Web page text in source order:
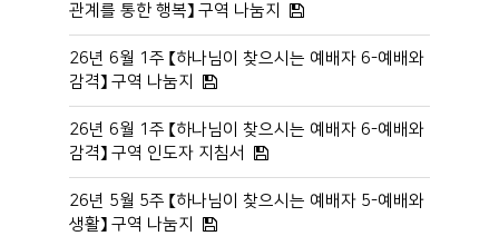
관계를 통한 행복】 구역 나눔지
26년 6월 1주 【하나님이 찾으시는 예배자 6-예배와
감격】 구역 나눔지
26년 6월 1주 【하나님이 찾으시는 예배자 6-예배와
감격】 구역 인도자 지침서
26년 5월 5주 【하나님이 찾으시는 예배자 5-예배와
생활】 구역 나눔지